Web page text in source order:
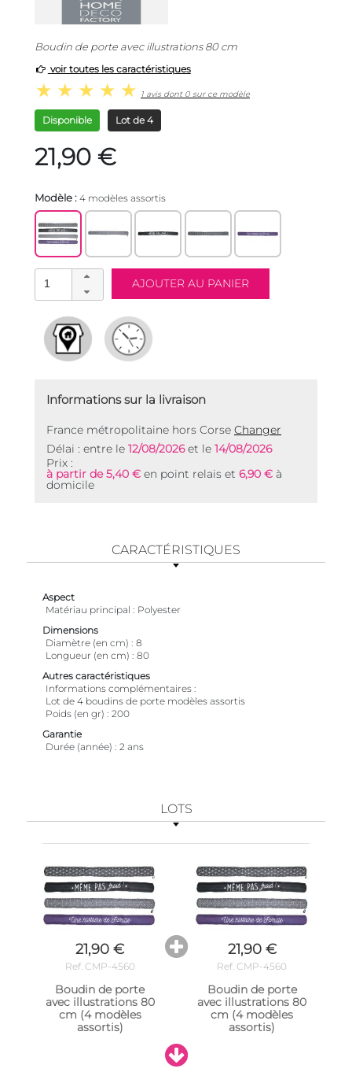
Boudin de porte avec illustrations 80 cm
voir toutes les caractéristiques
1 avis dont 0 sur ce modèle
Disponible Lot de 4
21,90 €
Modèle : 4 modèles assortis
Informations sur la livraison
France métropolitaine hors Corse Changer
Délai : entre le 12/08/2026et le 14/08/2026
Prix :
à partir de 5,40 € en point relais et 6,90 € à
domicile
CARACTÉRISTIQUES
Aspect
Matériau principal
Polyester
Dimensions
Diamètre (en cm)
8
Longueur (en cm)
80
Autres caractéristiques
Informations complémentaires
Lot de 4 boudins de porte modèles assortis
Poids (en gr)
200
Garantie
Durée (année)
2 ans
LOTS
21,90 €
Ref. CMP-4560
Boudin de porte
avec illustrations 80
cm (4 modèles
assortis)
21,90 €
Ref. CMP-4560
Boudin de porte
avec illustrations 80
cm (4 modèles
assortis)